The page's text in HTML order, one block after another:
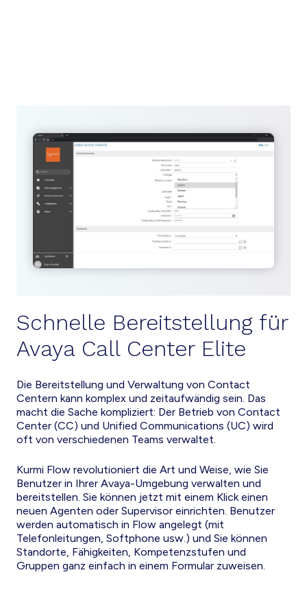
Schnelle Bereitstellung für
Avaya Call Center Elite
Die Bereitstellung und Verwaltung von Contact
Centern kann komplex und zeitaufwändig sein. Das
macht die Sache kompliziert: Der Betrieb von Contact
Center (CC) und Unified Communications (UC) wird
oft von verschiedenen Teams verwaltet.
Kurmi Flow revolutioniert die Art und Weise, wie Sie
Benutzer in Ihrer Avaya-Umgebung verwalten und
bereitstellen. Sie können jetzt mit einem Klick einen
neuen Agenten oder Supervisor einrichten. Benutzer
werden automatisch in Flow angelegt (mit
Telefonleitungen, Softphone usw.) und Sie können
Standorte, Fähigkeiten, Kompetenzstufen und
Gruppen ganz einfach in einem Formular zuweisen.